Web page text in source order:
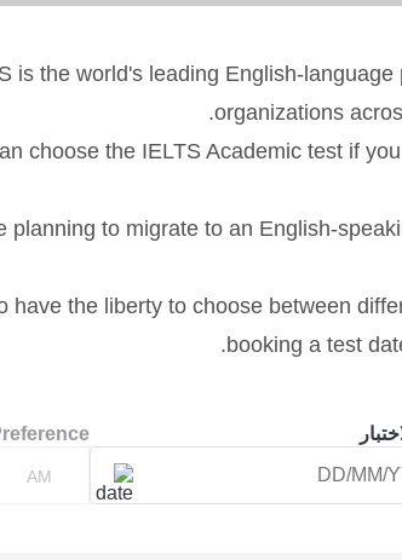
is the world's leading English-
organizations
choose the IELTS Academic test if
planning to migrate to an English-
have the liberty to choose between
booking a test
AM